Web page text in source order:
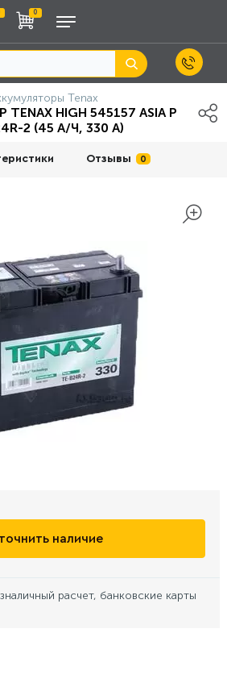
0
Tenax
HIGH 545157 ASIA P
2 (45 А/Ч, 330 А)
Отзывы 0
наличие
расчет, банковские карты